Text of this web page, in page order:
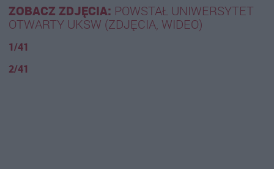
ZOBACZ ZDJĘCIA: POWSTAŁ UNIWERSYTET
OTWARTY UKSW (ZDJĘCIA, WIDEO)
1/41
2/41